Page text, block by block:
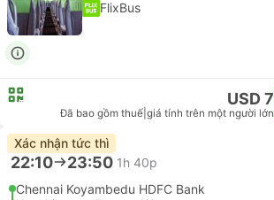
FlixBus
USD 7
Đã bao gồm thuế giá tính trên một người lớn
Xác nhận tức thì
22:10 23:50 1h 40p
Chennai Koyambedu HDFC Bank